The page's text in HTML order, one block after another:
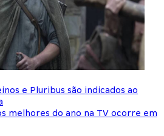
e Pluribus são indicados ao
melhores do ano na TV ocorre em